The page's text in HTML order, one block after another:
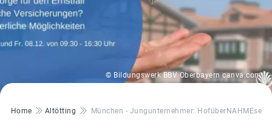
© Bildungswerk BBV Oberbayern canva.com
Pfadnavigation
Home Altötting München - Jungunternehmer: